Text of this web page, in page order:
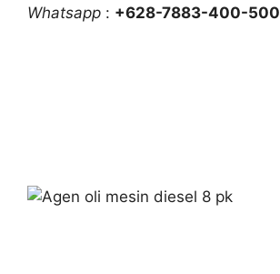
Whatsapp : +628-7883-400-500